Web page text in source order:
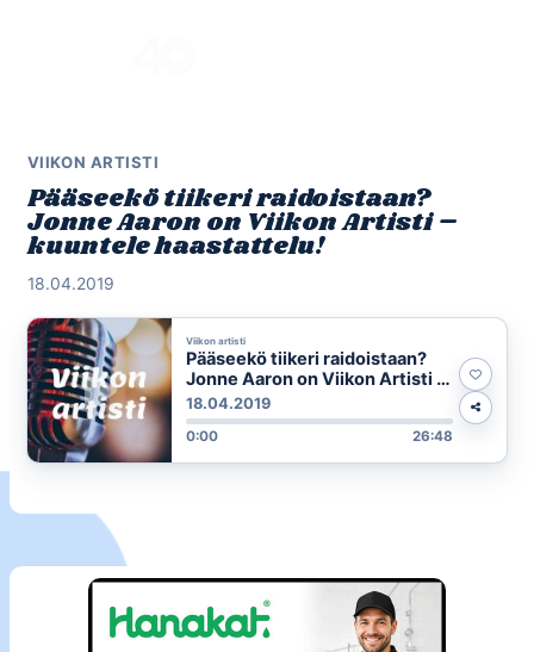
VIIKON ARTISTI
Pääseekö tiikeri raidoistaan?
Jonne Aaron on Viikon Artisti –
kuuntele haastattelu!
18.04.2019
Viikon artisti
Pääseekö tiikeri raidoistaan?
Jonne Aaron on Viikon Artisti –
kuuntele haastattelu!
18.04.2019
0:00 26:48